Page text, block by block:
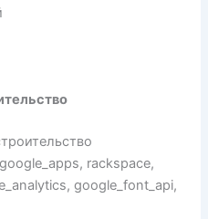
rackspace,
google_font_api,